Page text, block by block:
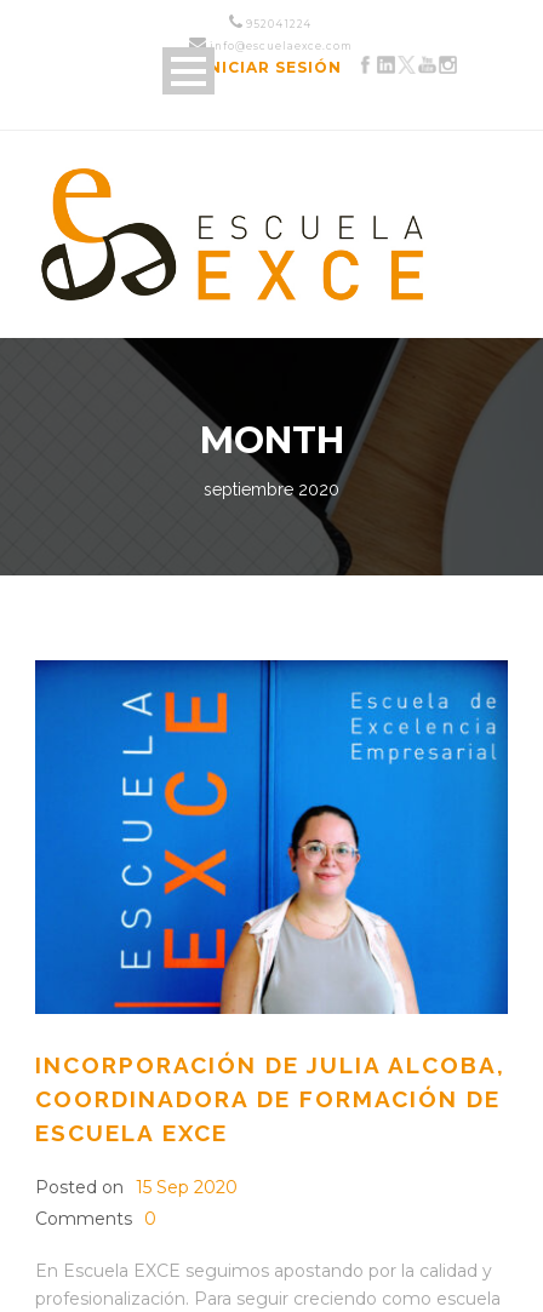
952 04 12 24
info@escuelaexce.com
INICIAR SESIÓN
MONTH
septiembre 2020
INCORPORACIÓN DE JULIA ALCOBA,
COORDINADORA DE FORMACIÓN DE
ESCUELA EXCE
Posted on
15 Sep 2020
Comments
0
En Escuela EXCE seguimos apostando por la calidad y
profesionalización. Para seguir creciendo como escuela